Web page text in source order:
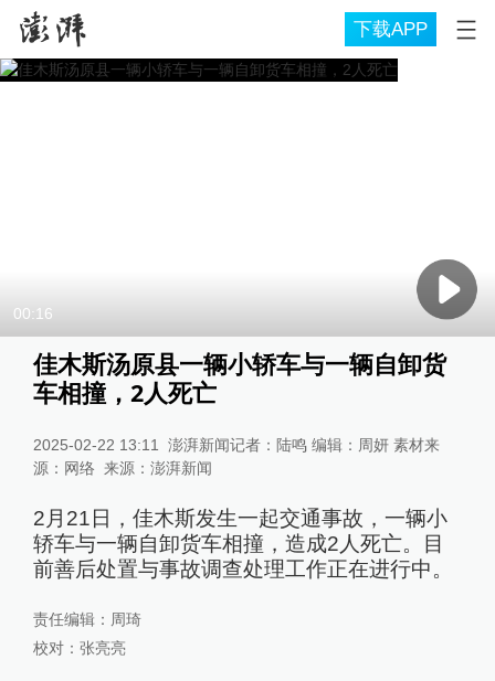
下载APP
00:16
佳木斯汤原县一辆小轿车与一辆自卸货
车相撞，2人死亡
2025-02-22 13:11
澎湃新闻记者：陆鸣 编辑：周妍 素材来
源：网络 来源： 澎湃新闻
2月21日，佳木斯发生一起交通事故，一辆小
轿车与一辆自卸货车相撞，造成2人死亡。目
前善后处置与事故调查处理工作正在进行中。
责任编辑： 周琦
校对： 张亮亮